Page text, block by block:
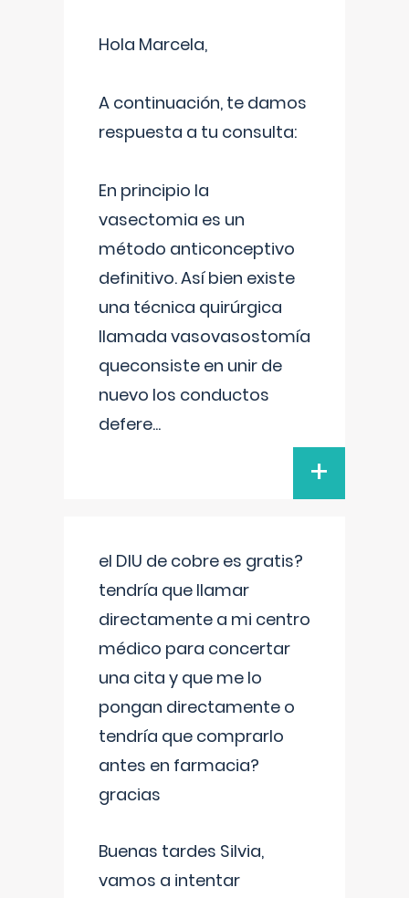
Hola Marcela,
A continuación, te damos
respuesta a tu consulta:
En principio la
vasectomia es un
método anticonceptivo
definitivo. Así bien existe
una técnica quirúrgica
llamada vasovasostomía
queconsiste en unir de
nuevo los conductos
defere...
+
el DIU de cobre es gratis?
tendría que llamar
directamente a mi centro
médico para concertar
una cita y que me lo
pongan directamente o
tendría que comprarlo
antes en farmacia?
gracias
Buenas tardes Silvia,
vamos a intentar